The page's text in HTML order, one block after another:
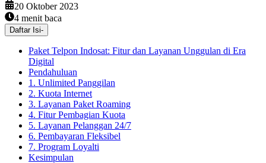
20 Oktober 2023
4 menit baca
Daftar Isi-
Paket Telpon Indosat: Fitur dan Layanan Unggulan di Era
Digital
Pendahuluan
1. Unlimited Panggilan
2. Kuota Internet
3. Layanan Paket Roaming
4. Fitur Pembagian Kuota
5. Layanan Pelanggan 24/7
6. Pembayaran Fleksibel
7. Program Loyalti
Kesimpulan